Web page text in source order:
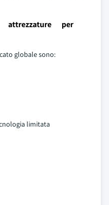
per
globale sono:
limitata